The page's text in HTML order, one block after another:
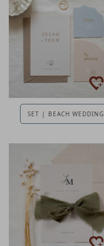
SET | BEACH WEDDING